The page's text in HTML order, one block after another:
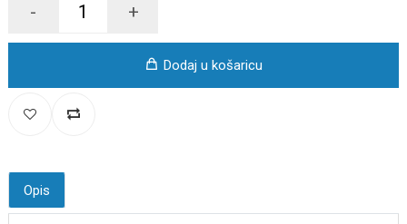
- +
Dodaj u košaricu
Opis